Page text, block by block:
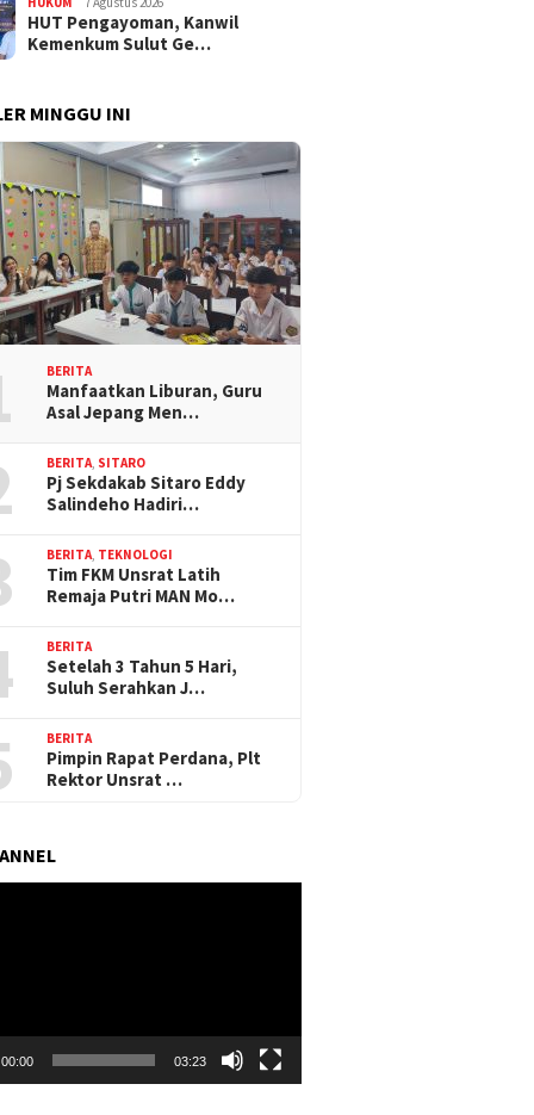
HUT Pengayoman, Kanwil
Kemenkum Sulut Ge…
MINGGU INI
BERITA
Manfaatkan Liburan, Guru
Asal Jepang Men…
BERITA, SITARO
Pj Sekdakab Sitaro Eddy
Salindeho Hadiri…
BERITA, TEKNOLOGI
Tim FKM Unsrat Latih
Remaja Putri MAN Mo…
BERITA
Setelah 3 Tahun 5 Hari,
Suluh Serahkan J…
BERITA
Pimpin Rapat Perdana, Plt
Rektor Unsrat …
00:00 03:23